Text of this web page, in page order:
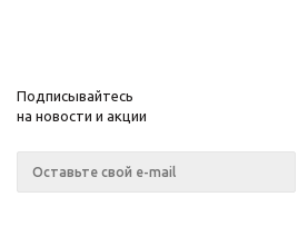
Подписывайтесь
на новости и акции